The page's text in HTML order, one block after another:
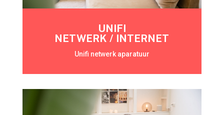
UNIFI
NETWERK / INTERNET
Unifi netwerk aparatuur